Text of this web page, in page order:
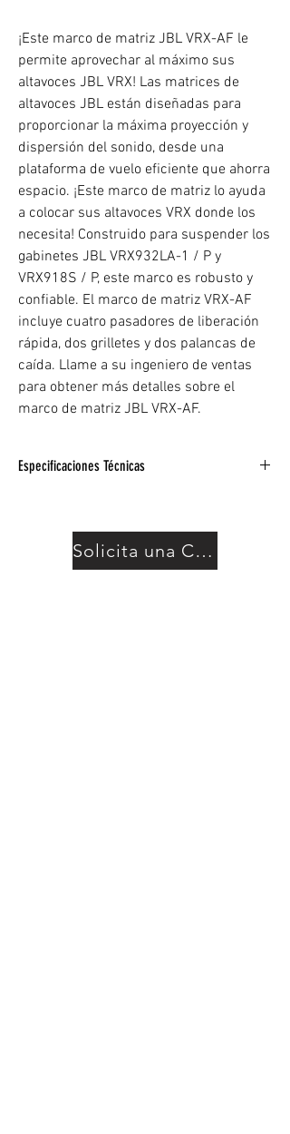
¡Este marco de matriz JBL VRX-AF le
permite aprovechar al máximo sus
altavoces JBL VRX! Las matrices de
altavoces JBL están diseñadas para
proporcionar la máxima proyección y
dispersión del sonido, desde una
plataforma de vuelo eficiente que ahorra
espacio. ¡Este marco de matriz lo ayuda
a colocar sus altavoces VRX donde los
necesita! Construido para suspender los
gabinetes JBL VRX932LA-1 / P y
VRX918S / P, este marco es robusto y
confiable. El marco de matriz VRX-AF
incluye cuatro pasadores de liberación
rápida, dos grilletes y dos palancas de
caída. Llame a su ingeniero de ventas
para obtener más detalles sobre el
marco de matriz JBL VRX-AF.
Especificaciones Técnicas
Cuatro pasadores de liberación rápida
Dos grilletes
Solicita una Cotización